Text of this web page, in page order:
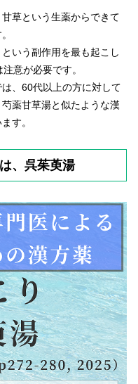
草という生薬からできて
という副作用を最も起こし
意が必要です。
、60代以上の方に対して
薬甘草湯と似たような漢
す。
、呉茱萸湯